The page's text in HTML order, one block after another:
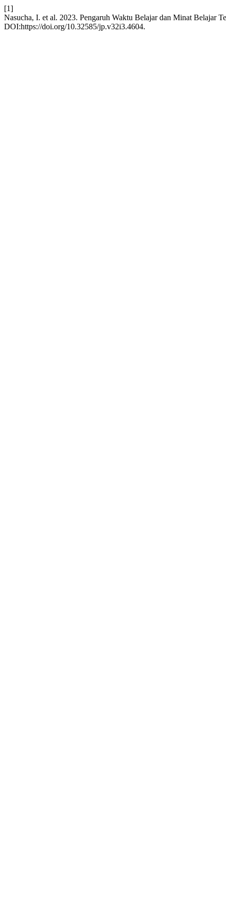
[1]
Nasucha, I. et al. 2023. Pengaruh Waktu Belajar dan Minat Belajar
DOI:https://doi.org/10.32585/jp.v32i3.4604.